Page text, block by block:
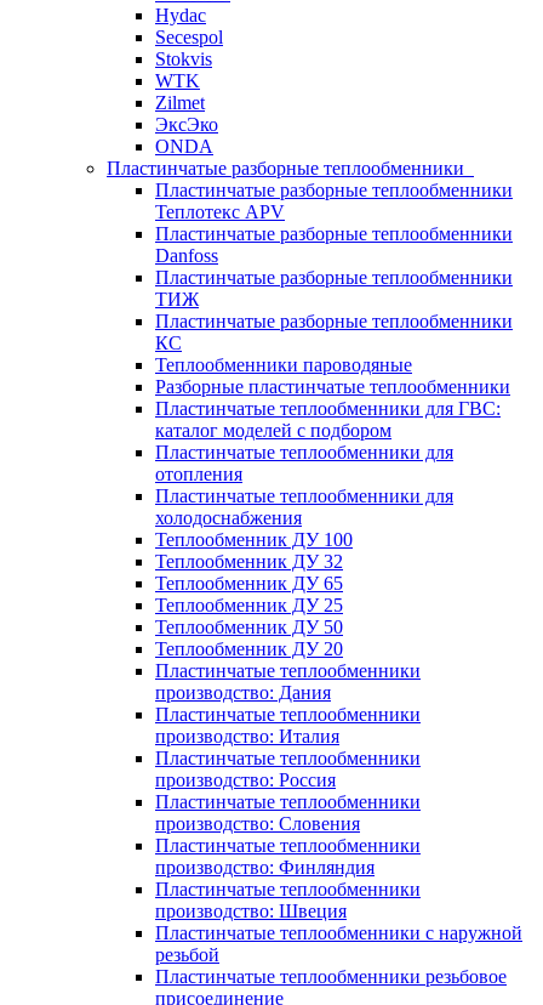
Hydac
Secespol
Stokvis
WTK
Zilmet
ЭксЭко
ONDA
Пластинчатые разборные теплообменники
Пластинчатые разборные теплообменники
Теплотекс APV
Пластинчатые разборные теплообменники
Danfoss
Пластинчатые разборные теплообменники
ТИЖ
Пластинчатые разборные теплообменники
КC
Теплообменники пароводяные
Разборные пластинчатые теплообменники
Пластинчатые теплообменники для ГВС:
каталог моделей с подбором
Пластинчатые теплообменники для
отопления
Пластинчатые теплообменники для
холодоснабжения
Теплообменник ДУ 100
Теплообменник ДУ 32
Теплообменник ДУ 65
Теплообменник ДУ 25
Теплообменник ДУ 50
Теплообменник ДУ 20
Пластинчатые теплообменники
производство: Дания
Пластинчатые теплообменники
производство: Италия
Пластинчатые теплообменники
производство: Россия
Пластинчатые теплообменники
производство: Словения
Пластинчатые теплообменники
производство: Финляндия
Пластинчатые теплообменники
производство: Швеция
Пластинчатые теплообменники с наружной
резьбой
Пластинчатые теплообменники резьбовое
присоединение